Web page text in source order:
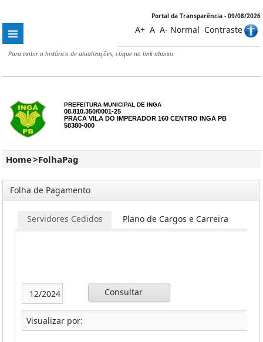
Portal da Transparência - 09/08/2026
A+ A A- Normal Contraste
Para exibir o histórico de atualizações, clique no link abaixo:
PREFEITURA MUNICIPAL DE INGA
08.810.350/0001-25
PRACA VILA DO IMPERADOR 160 CENTRO INGA PB
58380-000
Home>FolhaPag
Folha de Pagamento
Servidores Cedidos Plano de Cargos e Carreira
Consultar